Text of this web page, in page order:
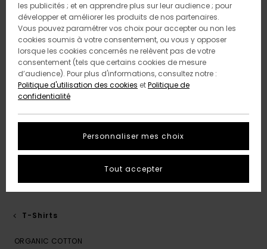
T-Shirts
ORGANIC COTTON
les publicités ; et en apprendre plus sur leur audience ; pour
développer et améliorer les produits de nos partenaires.
Vous pouvez paramétrer vos choix pour accepter ou non les
cookies soumis à votre consentement, ou vous y opposer
lorsque les cookies concernés ne relèvent pas de votre
consentement (tels que certains cookies de mesure
d’audience). Pour plus d'informations, consultez notre :
Politique d'utilisation des cookies etPolitique de
confidentialité
Personnaliser mes choix
Tout accepter